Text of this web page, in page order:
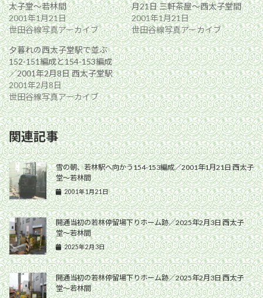
太子堂〜若林間
2001年1月21日
世田谷線写真アーカイブ
月21日 三軒茶屋〜西太子堂間
2001年1月21日
世田谷線写真アーカイブ
夕暮れの西太子堂駅で並ぶ
152-151編成と154-153編成
／2001年2月8日 西太子堂駅
2001年2月8日
世田谷線写真アーカイブ
関連記事
雪の朝、若林駅へ向かう154-153編成／2001年1月21日 西太子
堂〜若林間
2001年1月21日
開通当初の若林停留場下りホーム跡／2025年2月3日 西太子
堂〜若林間
2025年2月3日
開通当初の若林停留場下りホーム跡／2025年2月3日 西太子
堂〜若林間